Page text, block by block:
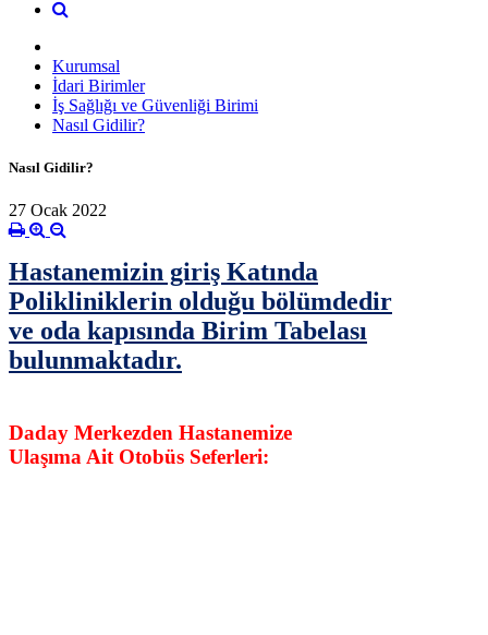
Kurumsal
İdari Birimler
İş Sağlığı ve Güvenliği Birimi
Nasıl Gidilir?
Nasıl Gidilir?
27 Ocak 2022
Hastanemizin giriş Katında
Polikliniklerin olduğu bölümdedir
ve oda kapısında Birim Tabelası
bulunmaktadır.
Daday Merkezden Hastanemize
Ulaşıma Ait Otobüs Seferleri: